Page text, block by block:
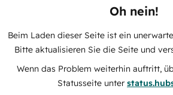
Oh nein!
Beim Laden dieser Seite ist ein
Bitte aktualisieren Sie die Seite und
Wenn das Problem weiterhin auftritt,
Statusseite unter